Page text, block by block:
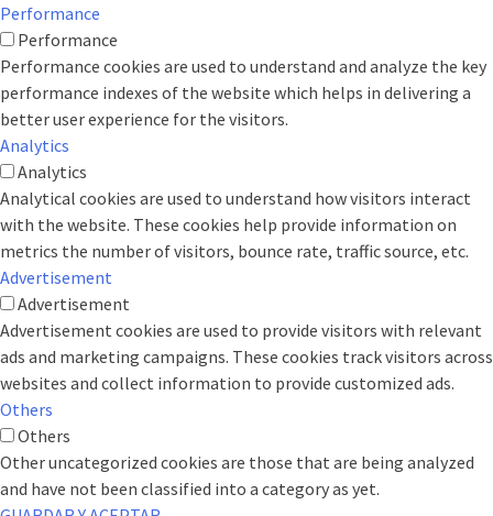
Performance
Performance
Performance cookies are used to understand and analyze the key
performance indexes of the website which helps in delivering a
better user experience for the visitors.
Analytics
Analytics
Analytical cookies are used to understand how visitors interact
with the website. These cookies help provide information on
metrics the number of visitors, bounce rate, traffic source, etc.
Advertisement
Advertisement
Advertisement cookies are used to provide visitors with relevant
ads and marketing campaigns. These cookies track visitors across
websites and collect information to provide customized ads.
Others
Others
Other uncategorized cookies are those that are being analyzed
and have not been classified into a category as yet.